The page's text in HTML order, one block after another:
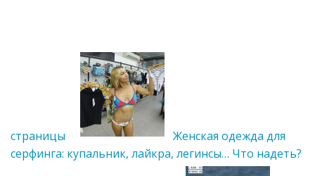
страницы
Женская одежда для
серфинга: купальник, лайкра, легинсы… Что надеть?